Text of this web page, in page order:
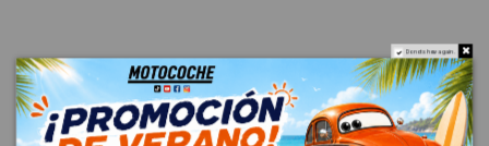
Do not show again.